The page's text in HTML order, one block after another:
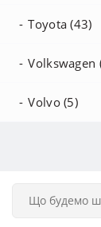
Toyota (43)
Volkswagen
Volvo (5)